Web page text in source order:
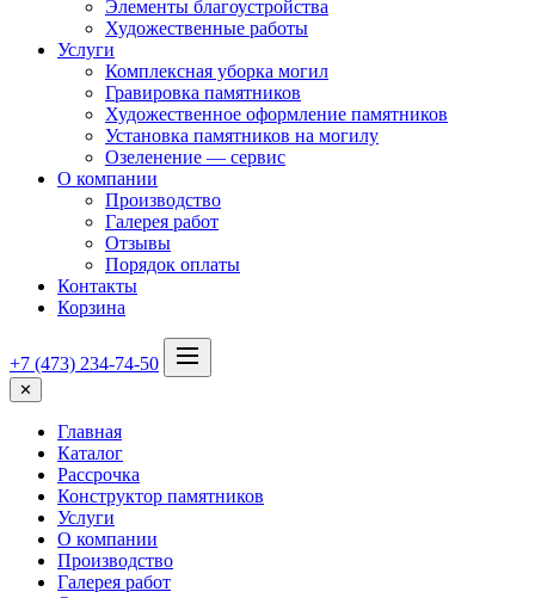
Элементы благоустройства
Художественные работы
Услуги
Комплексная уборка могил
Гравировка памятников
Художественное оформление памятников
Установка памятников на могилу
Озеленение — сервис
О компании
Производство
Галерея работ
Отзывы
Порядок оплаты
Контакты
Корзина
+7 (473) 234-74-50
✕
Главная
Каталог
Рассрочка
Конструктор памятников
Услуги
О компании
Производство
Галерея работ